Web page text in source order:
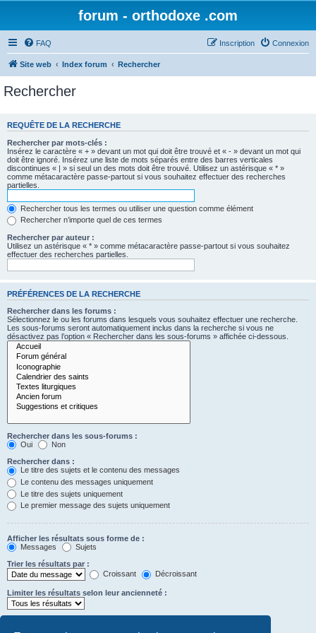
forum - orthodoxe .com
FAQ Connexion
Inscription
Site web Index forum Rechercher
Rechercher
REQUÊTE DE LA RECHERCHE
Rechercher par mots-clés :
Insérez le caractère « + » devant un mot qui doit être trouvé et « - » devant un mot qui
doit être ignoré. Insérez une liste de mots séparés entre des barres verticales
discontinues « | » si seul un des mots doit être trouvé. Utilisez un astérisque « * »
comme métacaractère passe-partout si vous souhaitez effectuer des recherches
partielles.
Rechercher tous les termes ou utiliser une question comme élément
Rechercher n’importe quel de ces termes
Rechercher par auteur :
Utilisez un astérisque « * » comme métacaractère passe-partout si vous souhaitez
effectuer des recherches partielles.
PRÉFÉRENCES DE LA RECHERCHE
Rechercher dans les forums :
Sélectionnez le ou les forums dans lesquels vous souhaitez effectuer une recherche.
Les sous-forums seront automatiquement inclus dans la recherche si vous ne
désactivez pas l’option « Rechercher dans les sous-forums » affichée ci-dessous.
Rechercher dans les sous-forums :
Oui
Non
Rechercher dans :
Le titre des sujets et le contenu des messages
Le contenu des messages uniquement
Le titre des sujets uniquement
Le premier message des sujets uniquement
Afficher les résultats sous forme de :
Messages
Sujets
Trier les résultats par :
Croissant
Décroissant
Limiter les résultats selon leur ancienneté :